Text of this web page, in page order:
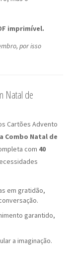
imprimível.
por isso
Natal de
Cartões Advento
Combo Natal de
com 40
em gratidão,
garantido,
a imaginação.